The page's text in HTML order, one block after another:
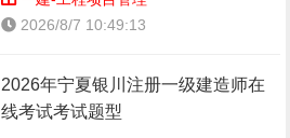
2026/8/7 10:49:13
2026年宁夏银川注册一级建造师在
线考试考试题型